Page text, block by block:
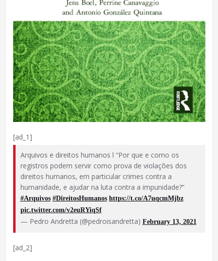
[ad_1]
Arquivos e direitos humanos l “Por que e como os
registros podem servir como prova de violações dos
direitos humanos, em particular crimes contra a
humanidade, e ajudar na luta contra a impunidade?”
#Arquivos #DireitosHumanos https://t.co/A7uqcmMjbz
pic.twitter.com/v2euRYiqSf
— Pedro Andretta (@pedroisandretta) February 13, 2021
[ad_2]